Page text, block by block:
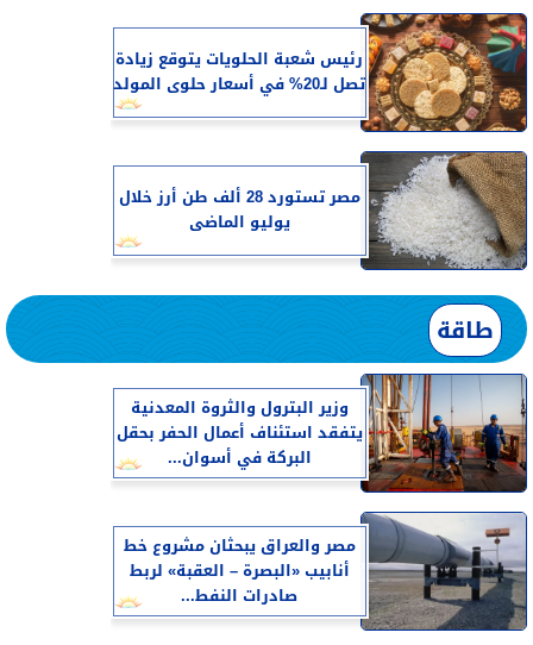
رئيس شعبة الحلويات يتوقع زيادة
تصل لـ20% في أسعار حلوى المولد
مصر تستورد 28 ألف طن أرز خلال
يوليو الماضى
طاقة
وزير البترول والثروة المعدنية
يتفقد استئناف أعمال الحفر بحقل
البركة في أسوان...
مصر والعراق يبحثان مشروع خط
أنابيب «البصرة – العقبة» لربط
صادرات النفط...